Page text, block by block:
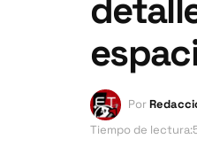
Por
Tiempo de